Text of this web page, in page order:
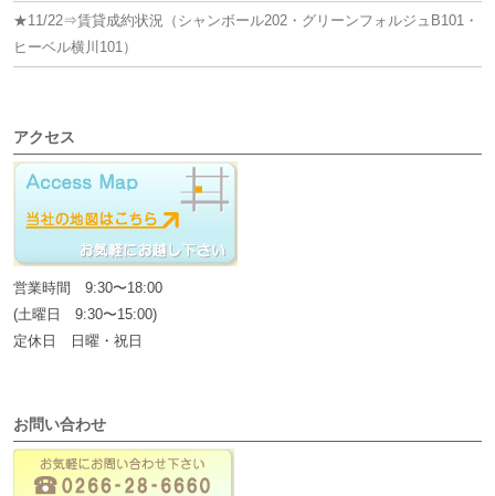
★11/22⇒賃貸成約状況（シャンボール202・グリーンフォルジュB101・
ヒーベル横川101）
アクセス
営業時間 9:30〜18:00
(土曜日 9:30〜15:00)
定休日 日曜・祝日
お問い合わせ